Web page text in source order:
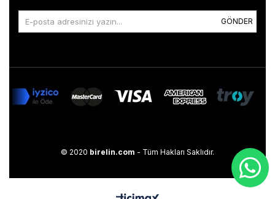
GÖNDER
© 2020 birelin.com - Tüm Hakları Saklıdır.